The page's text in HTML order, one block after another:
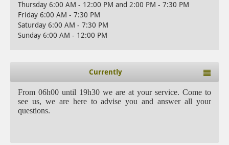
Thursday 6:00 AM - 12:00 PM and 2:00 PM - 7:30 PM
Friday 6:00 AM - 7:30 PM
Saturday 6:00 AM - 7:30 PM
Sunday 6:00 AM - 12:00 PM
Currently
From 06h00 until 19h30 we are at your service. Come to
see us, we are here to advise you and answer all your
questions.